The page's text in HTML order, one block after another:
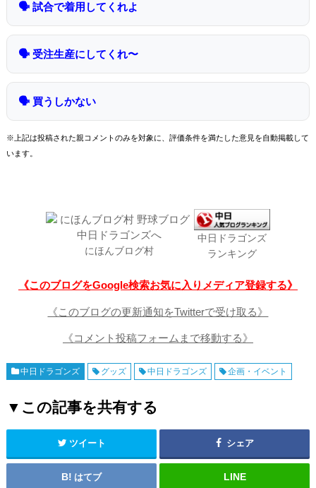
🗣 試合で着用してくれよ
🗣 受注生産にしてくれ〜
🗣 買うしかない
※上記は投稿された親コメントのみを対象に、評価条件を満たした意見を自動掲載して
います。
にほんブログ村
中日ドラゴンズ
ランキング
《このブログをGoogle検索お気に入りメディア登録する》
《このブログの更新通知をTwitterで受け取る》
《コメント投稿フォームまで移動する》
中日ドラゴンズ グッズ 中日ドラゴンズ 企画・イベント
▼この記事を共有する
ツイート シェア
はてブ